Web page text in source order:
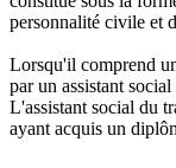
personnalité civile et
Lorsqu'il comprend
par un assistant
L'assistant social du
ayant acquis un